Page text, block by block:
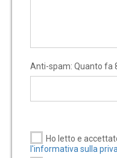
Anti-spam: Quanto fa
Ho letto e
l'informativa sulla